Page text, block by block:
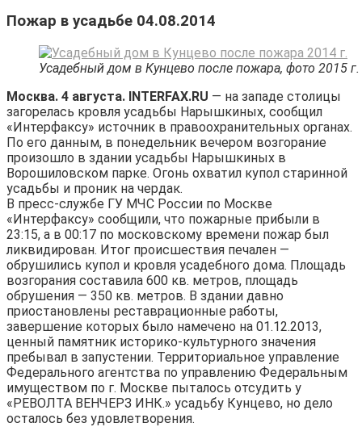
Пожар в усадьбе 04.08.2014
Усадебный дом в Кунцево после пожара, фото 2015 г.
Москва. 4 августа. INTERFAX.RU — на западе столицы
загорелась кровля усадьбы Нарышкиных, сообщил
«Интерфаксу» источник в правоохранительных органах.
По его данным, в понедельник вечером возгорание
произошло в здании усадьбы Нарышкиных в
Ворошиловском парке. Огонь охватил купол старинной
усадьбы и проник на чердак.
В пресс-службе ГУ МЧС России по Москве
«Интерфаксу» сообщили, что пожарные прибыли в
23:15, а в 00:17 по московскому времени пожар был
ликвидирован. Итог происшествия печален —
обрушились купол и кровля усадебного дома. Площадь
возгорания составила 600 кв. метров, площадь
обрушения — 350 кв. метров. В здании давно
приостановлены реставрационные работы,
завершение которых было намечено на 01.12.2013,
ценный памятник историко-культурного значения
пребывал в запустении. Территориальное управление
Федерального агентства по управлению Федеральным
имуществом по г. Москве пыталось отсудить у
«РЕВОЛТА ВЕНЧЕРЗ ИНК.» усадьбу Кунцево, но дело
осталось без удовлетворения.